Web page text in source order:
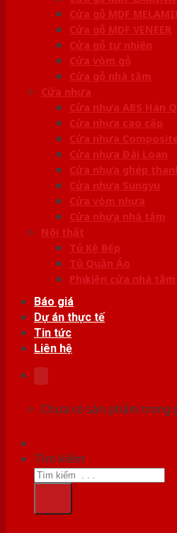
Cửa gỗ MDF
Cửa gỗ MDF VENEER
Cửa gỗ tự nhiên
Cửa vòm gỗ
Cửa gỗ nhà tắm
Cửa nhựa
Cửa nhựa ABS Hàn
Cửa nhựa cao cấp
Cửa nhựa
Cửa nhựa Đài Loan
Cửa nhựa ghép
Cửa nhựa Sungyu
Cửa vòm nhựa
Cửa nhựa nhà tắm
Nội thất
Tủ Kệ Bếp
Tủ Quần Áo
Phụ kiện cửa nhà tắm
Báo giá
Dự án thực tế
Tin tức
Liên hệ
Chưa có sản phẩm trong
Tìm kiếm: